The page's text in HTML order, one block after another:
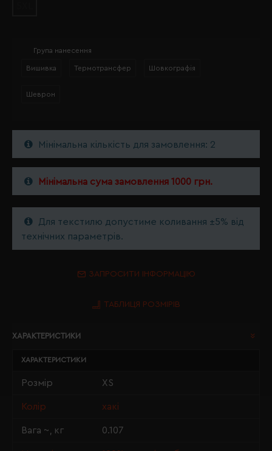
Група нанесення
Вишивка Термотрансфер Шовкографія
Шеврон
Мінімальна кількість для замовлення: 2
Мінімальна сума замовлення 1000 грн.
Для текстилю допустиме коливання ±5% від
технічних параметрів.
ЗАПРОСИТИ ІНФОРМАЦІЮ
ТАБЛИЦЯ РОЗМІРІВ
ХАРАКТЕРИСТИКИ
ХАРАКТЕРИСТИКИ
Розмір XS
Колір хакі
Вага ~, кг 0.107